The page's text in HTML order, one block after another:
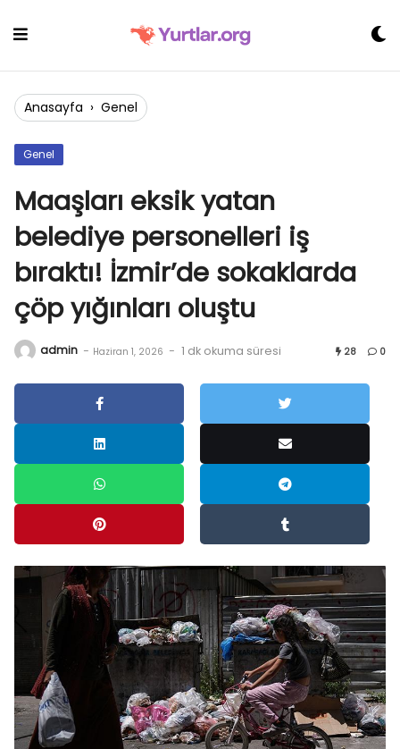
Anasayfa › Genel
Genel
Maaşları eksik yatan
belediye personelleri iş
bıraktı! İzmir’de sokaklarda
çöp yığınları oluştu
admin - Haziran 1, 2026 - 1 dk okuma süresi 28 0